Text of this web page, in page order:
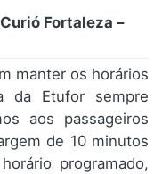
Fortaleza –
manter os horários
da Etufor sempre
aos passageiros
de 10 minutos
programado,